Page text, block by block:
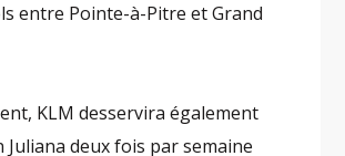
entre Pointe-à-Pitre et Grand
KLM desservira également
deux fois par semaine